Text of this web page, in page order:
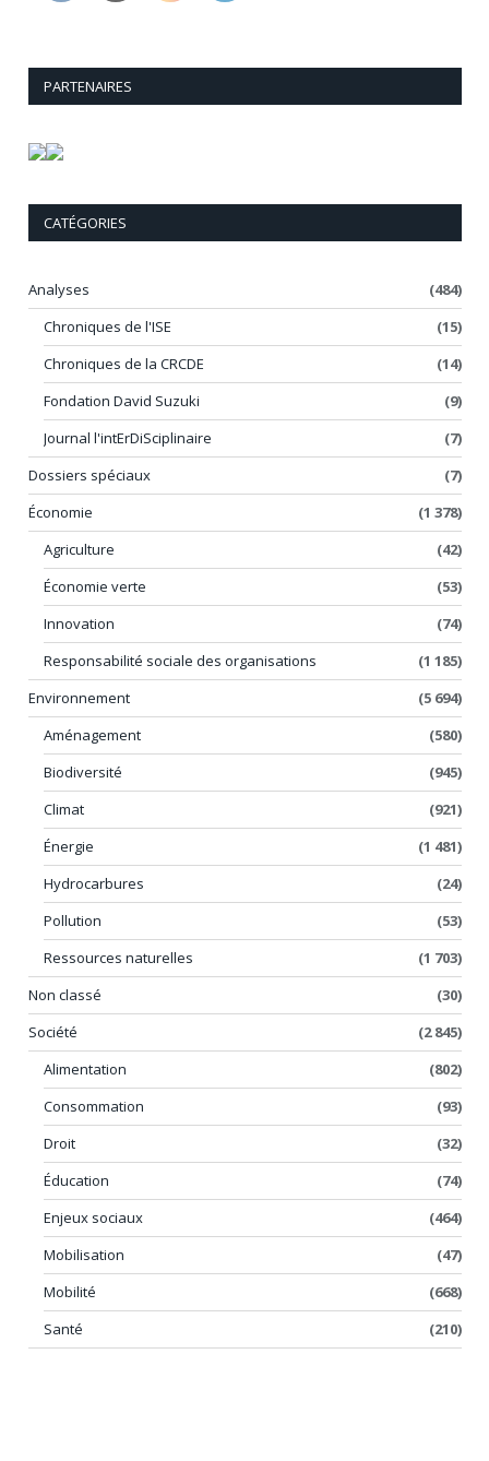
PARTENAIRES
CATÉGORIES
Analyses
(484)
Chroniques de l'ISE
(15)
Chroniques de la CRCDE
(14)
Fondation David Suzuki
(9)
Journal l'intErDiSciplinaire
(7)
Dossiers spéciaux
(7)
Économie
(1 378)
Agriculture
(42)
Économie verte
(53)
Innovation
(74)
Responsabilité sociale des organisations
(1 185)
Environnement
(5 694)
Aménagement
(580)
Biodiversité
(945)
Climat
(921)
Énergie
(1 481)
Hydrocarbures
(24)
Pollution
(53)
Ressources naturelles
(1 703)
Non classé
(30)
Société
(2 845)
Alimentation
(802)
Consommation
(93)
Droit
(32)
Éducation
(74)
Enjeux sociaux
(464)
Mobilisation
(47)
Mobilité
(668)
Santé
(210)